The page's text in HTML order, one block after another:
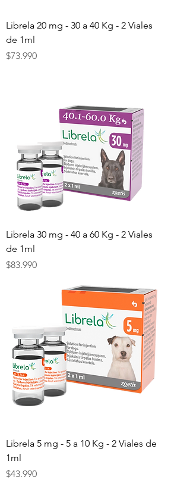
Librela 20 mg - 30 a 40 Kg - 2 Viales
de 1ml
Precio
$73.990
Librela 30 mg - 40 a 60 Kg - 2 Viales
de 1ml
Precio
$83.990
Librela 5 mg - 5 a 10 Kg - 2 Viales de
1ml
Precio
$43.990